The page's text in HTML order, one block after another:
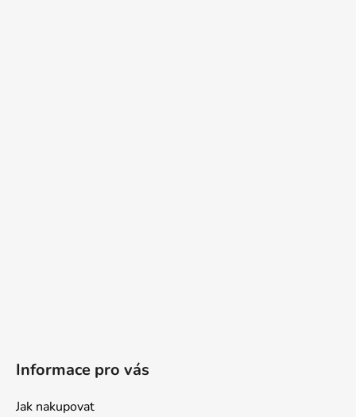
Informace pro vás
Jak nakupovat